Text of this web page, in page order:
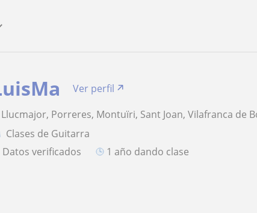
Ver perfil
Llucmajor, Porreres, Montuïri, Sant Joan, Vilafranca de
Clases de Guitarra
Datos verificados
1 año dando clase